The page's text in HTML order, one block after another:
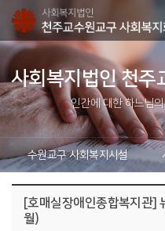
사회복지법인 천주
인간에 대한 하느님
수원교구 사회복지시설
[호매실장애인종합복지관]
월)